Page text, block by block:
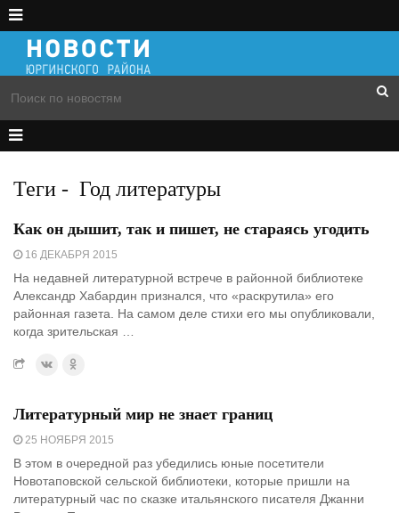
Теги - Год литературы
Как он дышит, так и пишет, не стараясь угодить
16 ДЕКАБРЯ 2015
На недавней литературной встрече в районной библиотеке
Александр Хабардин признался, что «раскрутила» его
районная газета. На самом деле стихи его мы опубликовали,
когда зрительская …
Литературный мир не знает границ
25 НОЯБРЯ 2015
В этом в очередной раз убедились юные посетители
Новотаповской сельской библиотеки, которые пришли на
литературный час по сказке итальянского писателя Джанни